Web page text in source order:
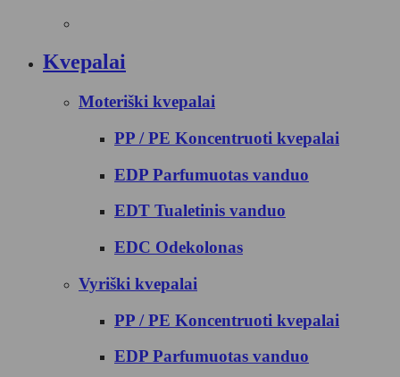
Kvepalai
Moteriški kvepalai
PP / PE Koncentruoti kvepalai
EDP Parfumuotas vanduo
EDT Tualetinis vanduo
EDC Odekolonas
Vyriški kvepalai
PP / PE Koncentruoti kvepalai
EDP Parfumuotas vanduo